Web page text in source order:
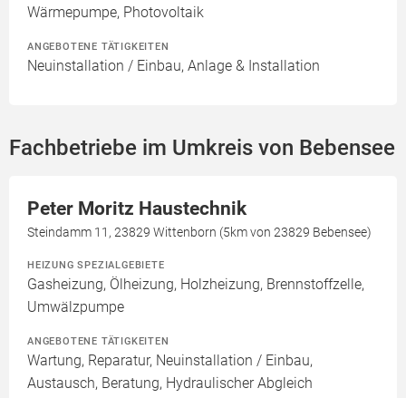
Wärmepumpe, Photovoltaik
ANGEBOTENE TÄTIGKEITEN
Neuinstallation / Einbau, Anlage & Installation
Fachbetriebe im Umkreis von Bebensee
Peter Moritz Haustechnik
Steindamm 11, 23829 Wittenborn (5km von 23829 Bebensee)
HEIZUNG SPEZIALGEBIETE
Gasheizung, Ölheizung, Holzheizung, Brennstoffzelle,
Umwälzpumpe
ANGEBOTENE TÄTIGKEITEN
Wartung, Reparatur, Neuinstallation / Einbau,
Austausch, Beratung, Hydraulischer Abgleich